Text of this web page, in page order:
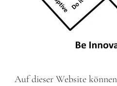
Auf dieser Website